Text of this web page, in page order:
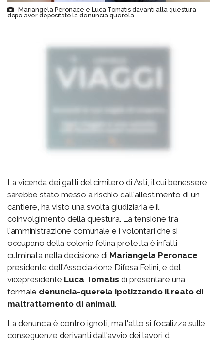
Mariangela Peronace e Luca Tomatis davanti alla questura
dopo aver depositato la denuncia querela
La vicenda dei gatti del cimitero di Asti, il cui benessere
sarebbe stato messo a rischio dall'allestimento di un
cantiere, ha visto una svolta giudiziaria e il
coinvolgimento della questura. La tensione tra
l'amministrazione comunale e i volontari che si
occupano della colonia felina protetta è infatti
culminata nella decisione di Mariangela Peronace,
presidente dell'Associazione Difesa Felini, e del
vicepresidente Luca Tomatis di presentare una
formale denuncia-querela ipotizzando il reato di
maltrattamento di animali.
La denuncia è contro ignoti, ma l'atto si focalizza sulle
conseguenze derivanti dall'avvio dei lavori di